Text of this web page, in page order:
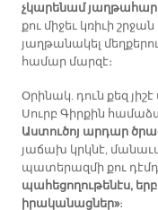
չկարենամ
քու միջեւ կռիւի
յաղթանակել
համար մարզէ։
Օրինակ. դուն քեզ
Սուրբ Գիրքին
Աստուծոյ արդար
յաճախ կրկնէ,
պատերազմի քու դէմդ,
պահեցողութենէս,
իրականացներ»։